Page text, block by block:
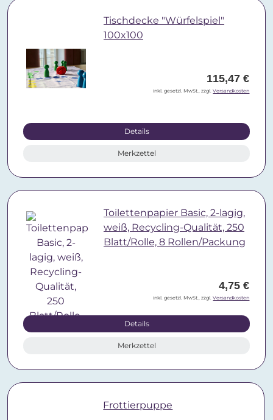
Tischdecke "Würfelspiel"
100x100
115,47 €
inkl. gesetzl. MwSt., zzgl.Versandkosten
Details
Merkzettel
Toilettenpapier Basic, 2-lagig,
weiß, Recycling-Qualität, 250
Blatt/Rolle, 8 Rollen/Packung
4,75 €
inkl. gesetzl. MwSt., zzgl.Versandkosten
Details
Merkzettel
Frottierpuppe